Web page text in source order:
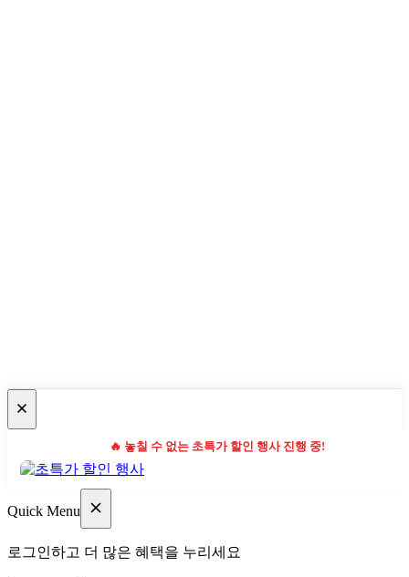
🔥 놓칠 수 없는 초특가 할인 행사 진행 중!
Quick Menu
로그인하고 더 많은 혜택을 누리세요